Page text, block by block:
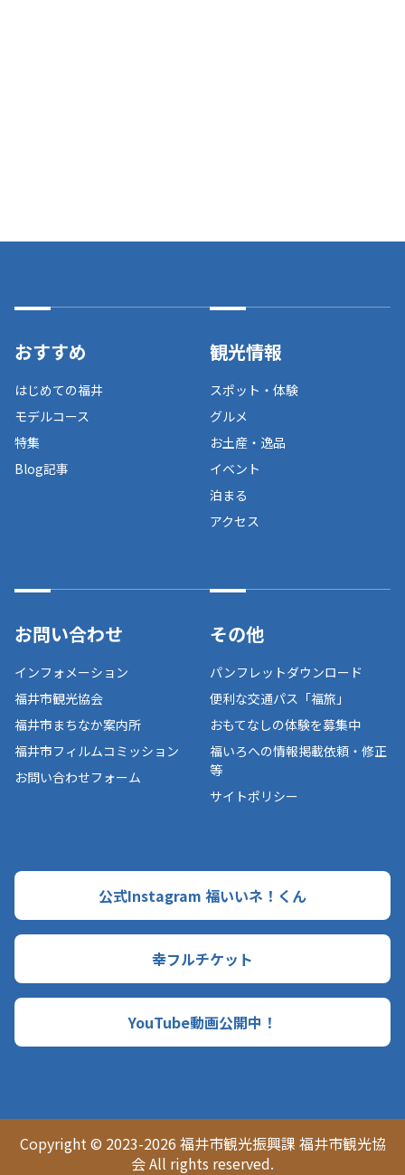
おすすめ
はじめての福井
モデルコース
特集
Blog記事
観光情報
スポット・体験
グルメ
お土産・逸品
イベント
泊まる
アクセス
お問い合わせ
インフォメーション
福井市観光協会
福井市まちなか案内所
福井市フィルムコミッション
お問い合わせフォーム
その他
パンフレットダウンロード
便利な交通パス「福旅」
おもてなしの体験を募集中
福いろへの情報掲載依頼・修正
等
サイトポリシー
公式Instagram 福いいネ！くん
幸フルチケット
YouTube動画公開中！
Copyright © 2023-2026 福井市観光振興課 福井市観光協
会 All rights reserved.